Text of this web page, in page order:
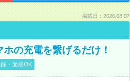
掲載日：2026.08.07
の充電を繋げるだけ！
・面接OK